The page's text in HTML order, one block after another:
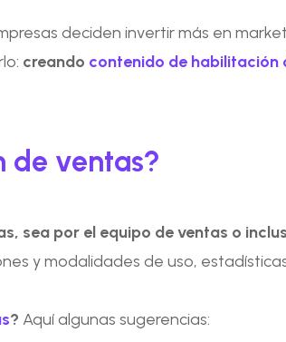
deciden invertir más en
creando contenido de habilitación
de ventas?
sea por el equipo de ventas o
y modalidades de uso,
? Aquí algunas sugerencias: